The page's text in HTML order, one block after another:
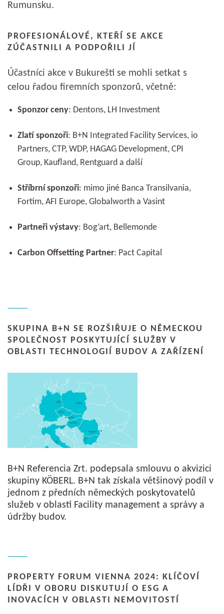
Rumunsku.
PROFESIONÁLOVÉ, KTEŘÍ SE AKCE
ZÚČASTNILI A PODPOŘILI JÍ
Účastníci akce v Bukurešti se mohli setkat s
celou řadou firemních sponzorů, včetně:
Sponzor ceny: Dentons, LH Investment
Zlatí sponzoři: B+N Integrated Facility Services, io
Partners, CTP, WDP, HAGAG Development, CPI
Group, Kaufland, Rentguard a další
Stříbrní sponzoři: mimo jiné Banca Transilvania,
Fortim, AFI Europe, Globalworth a Vasint
Partneři výstavy: Bog’art, Bellemonde
Carbon Offsetting Partner: Pact Capital
SKUPINA B+N SE ROZŠIŘUJE O NĚMECKOU
SPOLEČNOST POSKYTUJÍCÍ SLUŽBY V
OBLASTI TECHNOLOGIÍ BUDOV A ZAŘÍZENÍ
B+N Referencia Zrt. podepsala smlouvu o akvizici
skupiny KÖBERL. B+N tak získala většinový podíl v
jednom z předních německých poskytovatelů
služeb v oblasti Facility management a správy a
údržby budov.
PROPERTY FORUM VIENNA 2024: KLÍČOVÍ
LÍDŘI V OBORU DISKUTUJÍ O ESG A
INOVACÍCH V OBLASTI NEMOVITOSTÍ